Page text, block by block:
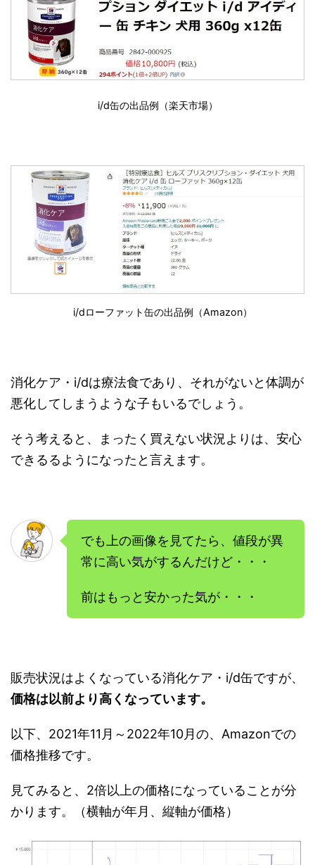
i/d缶の出品例（楽天市場）
i/dローファット缶の出品例（Amazon）
消化ケア・i/dは療法食であり、それがないと体調が
悪化してしまうような子もいるでしょう。
そう考えると、まったく買えない状況よりは、安心
できるるようになったと言えます。
でも上の画像を見てたら、値段が異
常に高い気がするんだけど・・・
前はもっと安かった気が・・・
販売状況はよくなっている消化ケア・i/d缶ですが、
価格は以前より高くなっています。
以下、2021年11月～2022年10月の、Amazonでの
価格推移です。
見てみると、2倍以上の価格になっていることが分
かります。（横軸が年月、縦軸が価格）